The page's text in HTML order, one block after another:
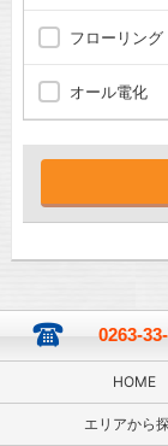
フローリング
オール電化
0263-
HOME
エリアから